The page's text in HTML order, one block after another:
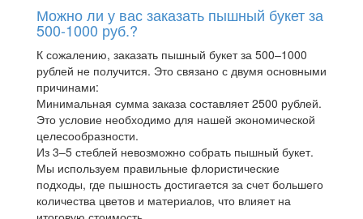
Можно ли у вас заказать пышный букет за
500-1000 руб.?
К сожалению, заказать пышный букет за 500–1000
рублей не получится. Это связано с двумя основными
причинами:
Минимальная сумма заказа составляет 2500 рублей.
Это условие необходимо для нашей экономической
целесообразности.
Из 3–5 стеблей невозможно собрать пышный букет.
Мы используем правильные флористические
подходы, где пышность достигается за счет большего
количества цветов и материалов, что влияет на